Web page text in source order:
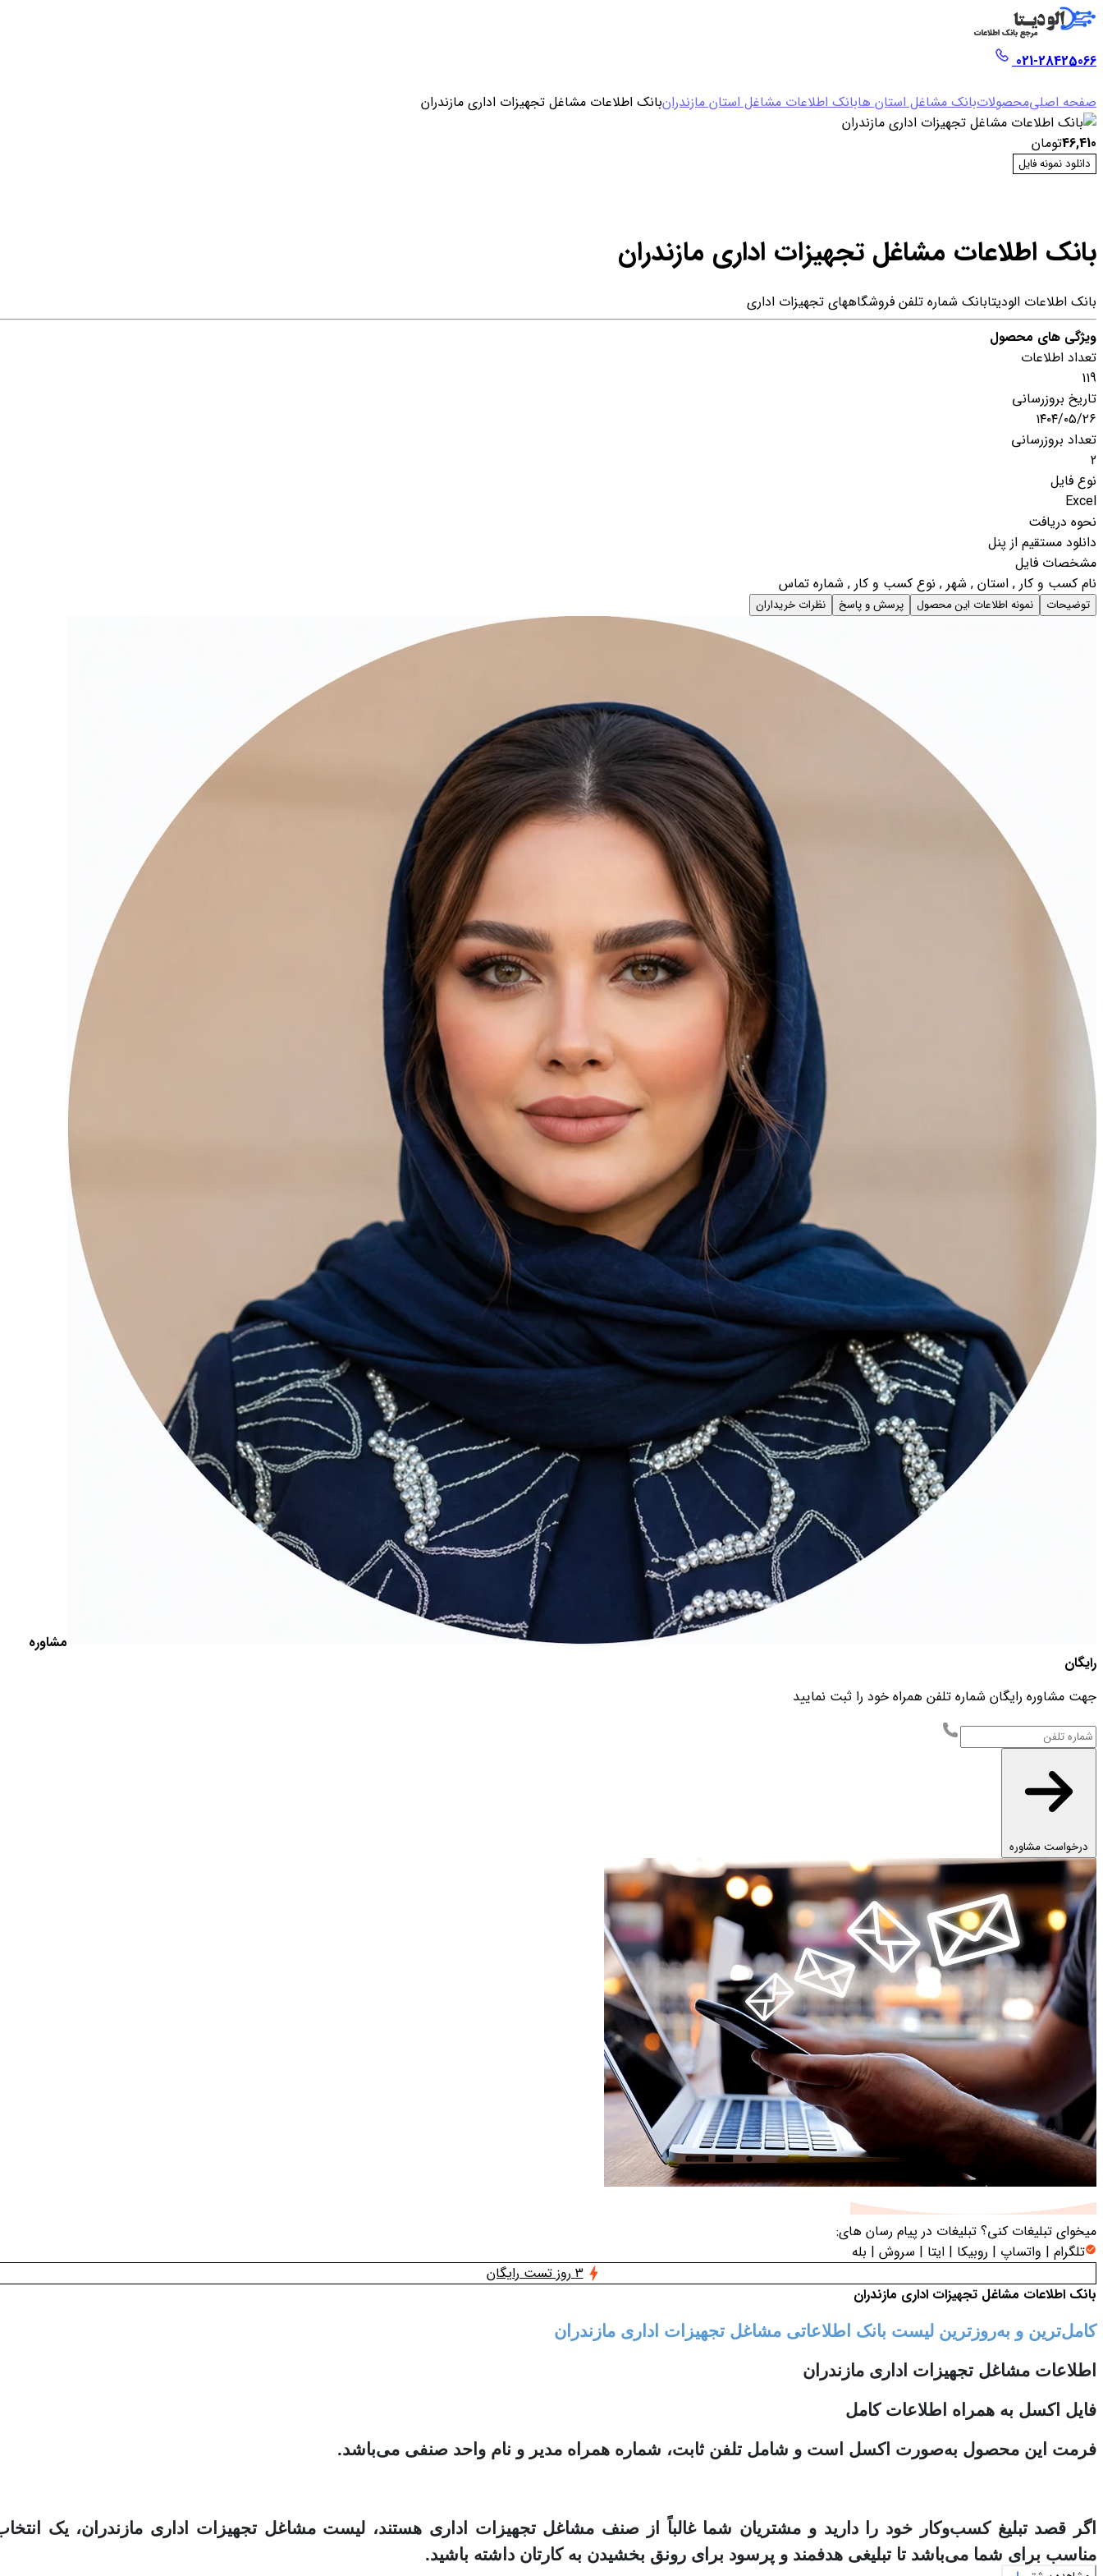
021-28425066
صفحه اصلیمحصولاتبانک مشاغل استان هابانک اطلاعات مشاغل استان مازندرانبانک اطلاعات مشاغل تجهیزات اداری مازندران
46,410تومان
دانلود نمونه فایل
بانک اطلاعات مشاغل تجهیزات اداری مازندران
بانک اطلاعات الودیتابانک شماره تلفن فروشگاههای تجهیزات اداری
ویژگی های محصول
تعداد اطلاعات
119
تاریخ بروزرسانی
۱۴۰۴/۰۵/۲۶
تعداد بروزرسانی
2
نوع فایل
Excel
نحوه دریافت
دانلود مستقیم از پنل
مشخصات فایل
نام کسب و کار , استان , شهر , نوع کسب و کار , شماره تماس
توضیحات نمونه اطلاعات این محصول پرسش و پاسخ نظرات خریداران
مشاوره
رایگان
جهت مشاوره رایگان شماره تلفن همراه خود را ثبت نمایید
درخواست مشاوره
میخوای تبلیغات کنی؟ تبلیغات در پیام رسان های:
تلگرام | واتساپ | روبیکا | ایتا | سروش | بله
3 روز تست رایگان
بانک اطلاعات مشاغل تجهیزات اداری مازندران
کامل‌ترین و به‌روزترین لیست بانک اطلاعاتی مشاغل تجهیزات اداری مازندران
اطلاعات مشاغل تجهیزات اداری مازندران
فایل اکسل به همراه اطلاعات کامل
فرمت این محصول به‌صورت اکسل است و شامل تلفن ثابت، شماره همراه مدیر و نام واحد صنفی می‌باشد.
اگر قصد تبلیغ کسب‌وکار خود را دارید و مشتریان شما غالباً از صنف مشاغل تجهیزات اداری هستند، لیست مشاغل تجهیزات اداری مازندران، یک
مناسب برای شما می‌باشد تا تبلیغی هدفمند و پرسود برای رونق بخشیدن به کارتان داشته باشید.